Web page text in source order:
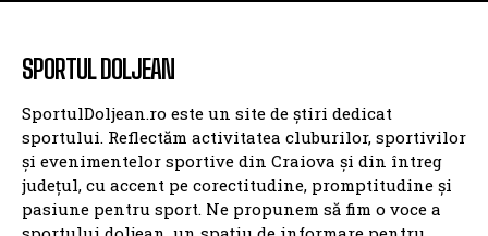
SPORTUL DOLJEAN
SportulDoljean.ro este un site de știri dedicat
sportului. Reflectăm activitatea cluburilor, sportivilor
și evenimentelor sportive din Craiova și din întreg
județul, cu accent pe corectitudine, promptitudine și
pasiune pentru sport. Ne propunem să fim o voce a